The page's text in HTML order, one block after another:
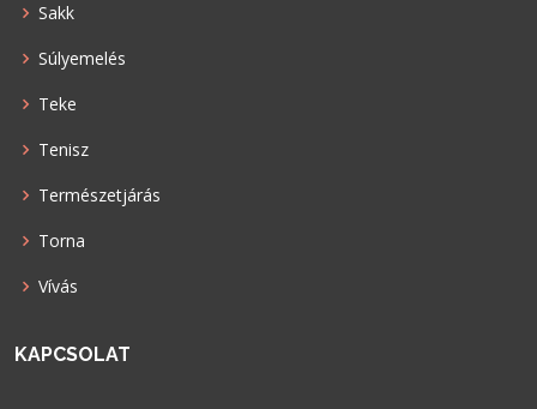
Sakk
Súlyemelés
Teke
Tenisz
Természetjárás
Torna
Vívás
KAPCSOLAT